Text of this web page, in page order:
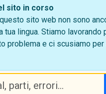
sito in corso
sito web non sono
tua lingua. Stiamo lavorando
problema e ci scusiamo per